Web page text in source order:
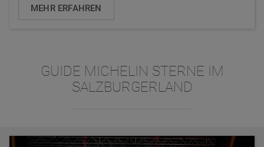
MEHR ERFAHREN
GUIDE MICHELIN STERNE IM
SALZBURGERLAND